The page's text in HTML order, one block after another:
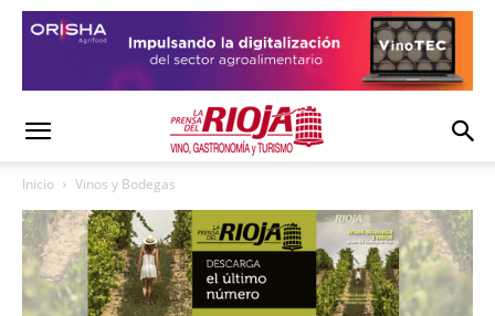
Inicio Vinos y Bodegas